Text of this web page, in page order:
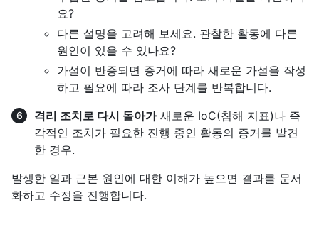
요?
다른 설명을 고려해 보세요. 관찰한 활동에 다른
원인이 있을 수 있나요?
가설이 반증되면 증거에 따라 새로운 가설을 작성
하고 필요에 따라 조사 단계를 반복합니다.
격리 조치로 다시 돌아가새로운 IoC(침해 지표)나 즉
각적인 조치가 필요한 진행 중인 활동의 증거를 발견
한 경우.
발생한 일과 근본 원인에 대한 이해가 높으면 결과를 문서
화하고 수정을 진행합니다.